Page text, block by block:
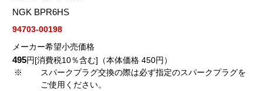
NGK BPR6HS
94703-00198
メーカー希望小売価格
495円[消費税10％含む]（本体価格 450円）
※
スパークプラグ交換の際は必ず指定のスパークプラグを
ご使用ください。